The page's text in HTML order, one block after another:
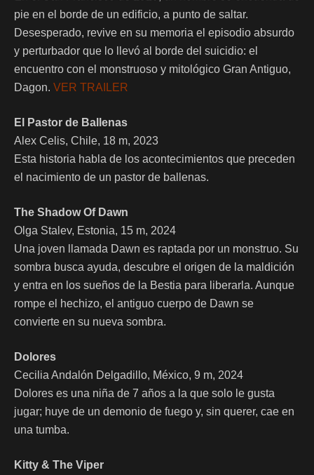
pie en el borde de un edificio, a punto de saltar.
Desesperado, revive en su memoria el episodio absurdo
y perturbador que lo llevó al borde del suicidio: el
encuentro con el monstruoso y mitológico Gran Antiguo,
Dagon. VER TRAILER
El Pastor de Ballenas
Alex Celis, Chile, 18 m, 2023
Esta historia habla de los acontecimientos que preceden
el nacimiento de un pastor de ballenas.
The Shadow Of Dawn
Olga Stalev, Estonia, 15 m, 2024
Una joven llamada Dawn es raptada por un monstruo. Su
sombra busca ayuda, descubre el origen de la maldición
y entra en los sueños de la Bestia para liberarla. Aunque
rompe el hechizo, el antiguo cuerpo de Dawn se
convierte en su nueva sombra.
Dolores
Cecilia Andalón Delgadillo, México, 9 m, 2024
Dolores es una niña de 7 años a la que solo le gusta
jugar; huye de un demonio de fuego y, sin querer, cae en
una tumba.
Kitty & The Viper